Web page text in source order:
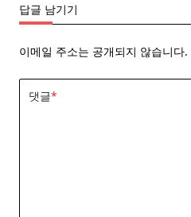
답글 남기기
이메일 주소는 공개되지 않습니다.
댓글*